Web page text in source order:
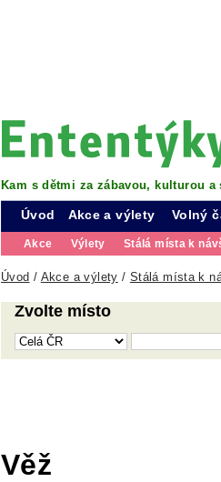
Kam s dětmi za zábavou, kulturou
Úvod Akce a výlety
Akce Výlety Stálá místa k
Volný
Úvod / Akce a výlety / Stálá místa k
Zvolte místo
Věž